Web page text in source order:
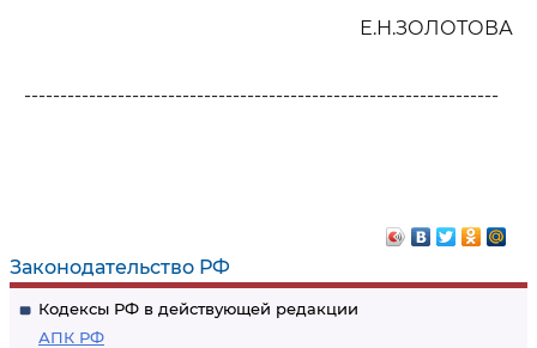
Законодательство РФ
Кодексы РФ в действующей редакции
АПК РФ
Е.Н.ЗОЛОТОВА
------------------------------------------------------------------